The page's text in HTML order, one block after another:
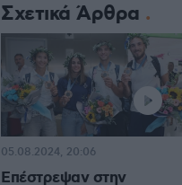
Σχετικά Άρθρα
Επέστρεψαν στην
05.08.2024, 20:06